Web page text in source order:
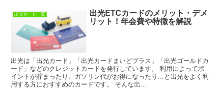
出光カード一覧
出光ETCカードのメリット・デメ
リット！年会費や特徴を解説
出光は「出光カード」「出光カードまいどプラス」「出光ゴールドカ
ード」などのクレジットカードを発行しています。 利用によってポ
イントが貯まったり、ガソリン代がお得になったり…と出光をよく利
用する方におすすめのカードです。 そんな出...